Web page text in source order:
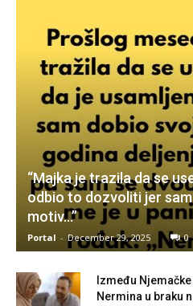
“Majka je trazila da se
odbio to dozvoliti jer
motiv…”
Portal - December 29, 2025 0
Između
Nermina u braku